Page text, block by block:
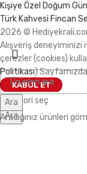
Kişiye Özel Doğum
Türk Kahvesi Fincan
2026 ©
Kategori seç
Ara
Ara
Aradığınız ürünleri
Alışveriş
çerezler (cookies)
Politikası)
KABUL ET